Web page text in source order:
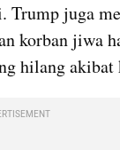
Trump juga
korban jiwa
hilang